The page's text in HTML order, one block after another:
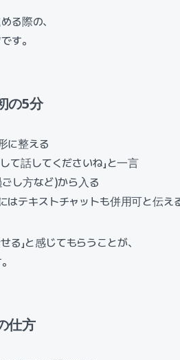
る際の、
す。
の5分
に整える
て話してくださいね」と一言
し方など)から入る
はテキストチャットも併用可と伝え
る」と感じてもらうことが、
仕方